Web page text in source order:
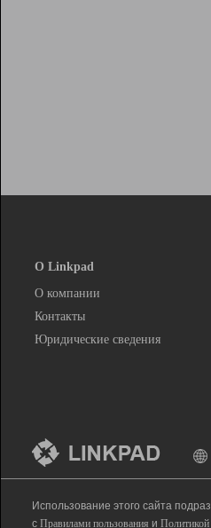
О Linkpad
О компании
Контакты
Юридические сведения
Использование этого сайта
с Правилами пользования и Политикой